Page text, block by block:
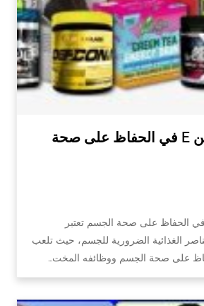
أهمية الفيتامين E في الحفاظ على صحة
اهمية الفيتامين e في الحفاظ على صحة الجسم تعتبر
الغذائية الضرورية للجسم، حيث تلعب
على صحة الجسم ووظائفه المخت…